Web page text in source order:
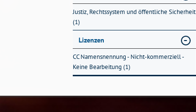
Justiz, Rechtssystem und öffentliche Sicherheit
(1)
Lizenzen
CC Namensnennung - Nicht-kommerziell -
Keine Bearbeitung (1)